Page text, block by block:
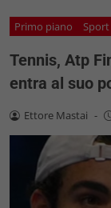
Primo piano Sport
Tennis, Atp
entra al suo
Ettore Mastai -